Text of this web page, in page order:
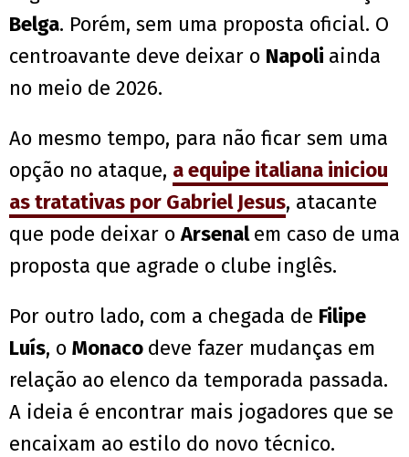
Belga. Porém, sem uma proposta oficial. O
centroavante deve deixar o Napoli ainda
no meio de 2026.
Ao mesmo tempo, para não ficar sem uma
opção no ataque, a equipe italiana iniciou
as tratativas por Gabriel Jesus, atacante
que pode deixar oArsenalem caso de uma
proposta que agrade o clube inglês.
Por outro lado, com a chegada de Filipe
Luís, o Monaco deve fazer mudanças em
relação ao elenco da temporada passada.
A ideia é encontrar mais jogadores que se
encaixam ao estilo do novo técnico.